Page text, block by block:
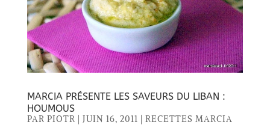
MARCIA PRÉSENTE LES SAVEURS DU LIBAN :
HOUMOUS
PAR PIOTR JUIN 16, 2011 RECETTES MARCIA